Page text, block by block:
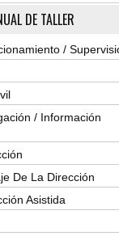
DE TALLER
/
/ Información
De La Dirección
Asistida